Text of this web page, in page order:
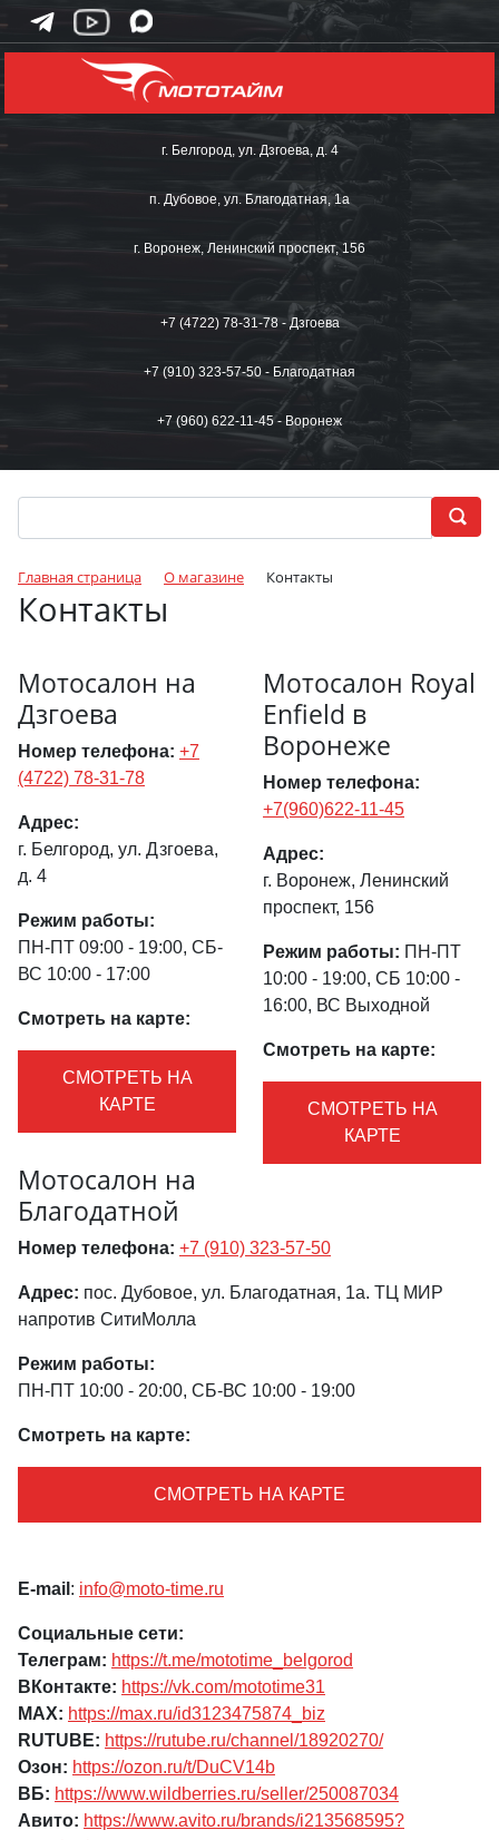
г. Белгород, ул. Дзгоева, д. 4
п. Дубовое, ул. Благодатная, 1а
г. Воронеж, Ленинский проспект, 156
+7 (4722) 78-31-78 - Дзгоева
+7 (910) 323-57-50 - Благодатная
+7 (960) 622-11-45 - Воронеж
Главная страница О магазине Контакты
Контакты
Мотосалон на
Дзгоева
Номер телефона: +7
(4722) 78-31-78
Адрес:
г. Белгород, ул. Дзгоева,
д. 4
Режим работы:
ПН-ПТ 09:00 - 19:00, СБ-
ВС 10:00 - 17:00
Смотреть на карте:
СМОТРЕТЬ НА
КАРТЕ
Мотосалон Royal
Enfield в
Воронеже
Номер телефона:
+7(960)622-11-45
Адрес:
г. Воронеж, Ленинский
проспект, 156
Режим работы: ПН-ПТ
10:00 - 19:00, СБ 10:00 -
16:00, ВС Выходной
Смотреть на карте:
СМОТРЕТЬ НА
КАРТЕ
Мотосалон на
Благодатной
Номер телефона: +7 (910) 323-57-50
Адрес: пос. Дубовое, ул. Благодатная, 1а. ТЦ МИР
напротив СитиМолла
Режим работы:
ПН-ПТ 10:00 - 20:00, СБ-ВС 10:00 - 19:00
Смотреть на карте:
СМОТРЕТЬ НА КАРТЕ
E-mail : info@moto-time.ru
Социальные сети:
Телеграм: https://t.me/mototime_belgorod
ВКонтакте: https://vk.com/mototime31
MAX: https://max.ru/id3123475874_biz
RUTUBE: https://rutube.ru/channel/18920270/
Озон: https://ozon.ru/t/DuCV14b
ВБ: https://www.wildberries.ru/seller/250087034
Авито: https://www.avito.ru/brands/i213568595?